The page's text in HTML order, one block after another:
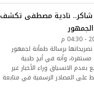
شاكر.. نادية مصطفى تكشف
برسالة طمأنة لجمهور
مستقرة، وأنه في أيدٍ طبية
الانسياق وراء الأخبار غير
على المصادر الرسمية في متابعة